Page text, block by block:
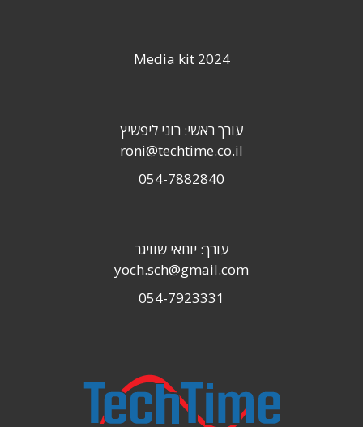
Media kit 2024
עורך ראשי: רוני ליפשיץ
roni@techtime.co.il
054-7882840
עורך: יוחאי שוויגר
yoch.sch@gmail.com
054-7923331